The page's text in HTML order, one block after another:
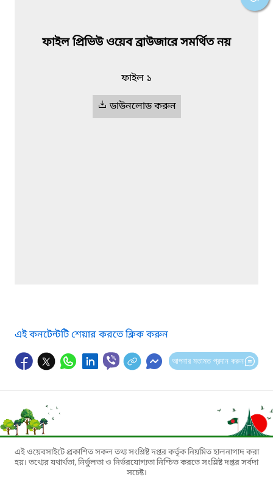
ফাইল প্রিভিউ ওয়েব ব্রাউজারে সমর্থিত নয়
ফাইল ১
ডাউনলোড করুন
এই কনটেন্টটি শেয়ার করতে ক্লিক করুন
আপনার মতামত প্রদান করুন
এই ওয়েবসাইটে প্রকাশিত সকল তথ্য সংশ্লিষ্ট দপ্তর কর্তৃক নিয়মিত হালনাগাদ করা
হয়। তথ্যের যথার্থতা, নির্ভুলতা ও নির্ভরযোগ্যতা নিশ্চিত করতে সংশ্লিষ্ট দপ্তর সর্বদা
সচেষ্ট।